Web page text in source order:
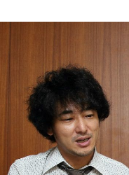
からと言って…」サッカ